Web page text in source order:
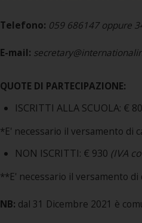
Telefono: 059 686147 oppure
E-mail:
QUOTE DI PARTECIPAZIONE:
ISCRITTI ALLA SCUOLA: €
*E' necessario il versamento di
NON ISCRITTI: € 930 (IVA
**E' necessario il versamento
NB: dal 31 Dicembre 2021 è